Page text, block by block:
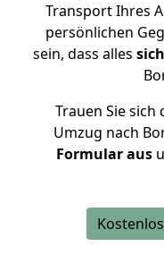
Transport Ihres
persönlichen
sein, dass alles
Trauen Sie
Umzug nach
Formular aus